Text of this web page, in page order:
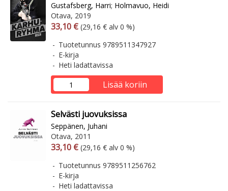
Gustafsberg, Harri; Holmavuo, Heidi
Otava, 2019
Arvonlisäverollinen hinta
33,10 € Arvonlisäveroton hinta
(29,16 € alv 0 %)
Tuotetunnus 9789511347927
E-kirja
Heti ladattavissa
Lisää koriin
Selvästi juovuksissa
Seppänen, Juhani
Otava, 2011
Arvonlisäverollinen hinta
33,10 € Arvonlisäveroton hinta
(29,16 € alv 0 %)
Tuotetunnus 9789511256762
E-kirja
Heti ladattavissa